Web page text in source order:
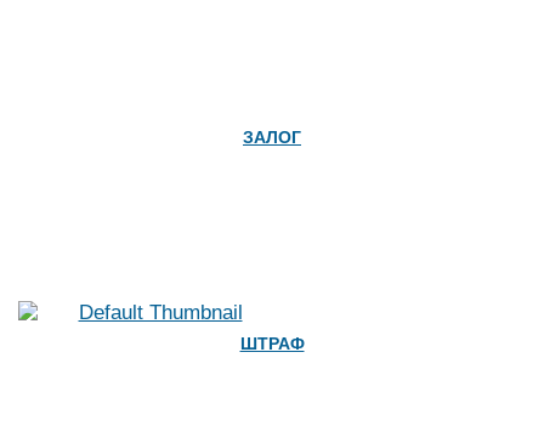
ЗАЛОГ
ШТРАФ